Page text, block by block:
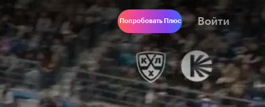
Попробовать Плюс Войти